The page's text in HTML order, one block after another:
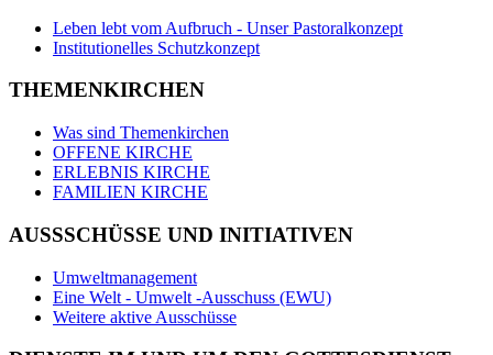
Leben lebt vom Aufbruch - Unser Pastoralkonzept
Institutionelles Schutzkonzept
THEMENKIRCHEN
Was sind Themenkirchen
OFFENE KIRCHE
ERLEBNIS KIRCHE
FAMILIEN KIRCHE
AUSSSCHÜSSE UND INITIATIVEN
Umweltmanagement
Eine Welt - Umwelt -Ausschuss (EWU)
Weitere aktive Ausschüsse